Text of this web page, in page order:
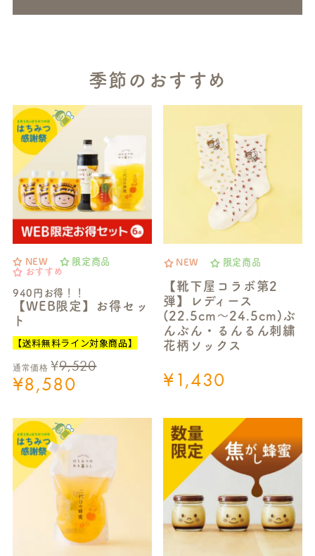
季節のおすすめ
NEW
限定商品
おすすめ
940円お得！！
【WEB限定】お得セッ
ト
【送料無料ライン対象商品】
通常価格 ¥9,520
¥8,580
NEW 限定商品
【靴下屋コラボ第2
弾】レディース
(22.5cm～24.5cm)ぶ
んぶん・るんるん刺繍
花柄ソックス
¥1,430